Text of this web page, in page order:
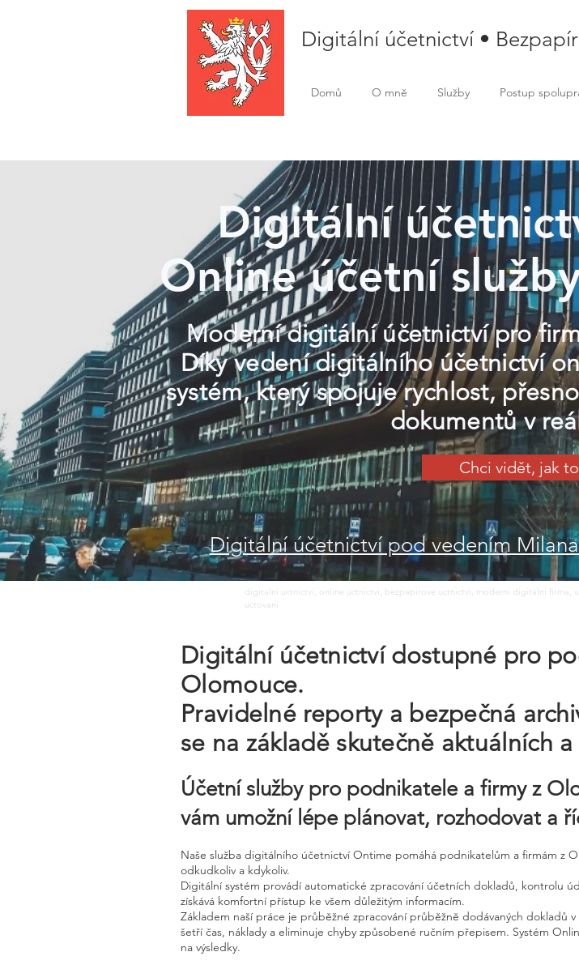
Digitální účetnictví •
Domů O mně Služby Postup
Digitální
Online účetní
Moderní digitální účetnictví pro
Díky vedení digitálního účetnictví
systém, který spojuje rychlost,
dokumentů v
Chci vidět, jak
Digitální účetnictví pod vedením
digitalni uctnictvi, online uctnictvi, bezpapirove uctnictvi, moderni digitalni firma,
uctovani
Digitální účetnictví dostupné pro
Olomouce.
Pravidelné reporty a bezpečná
se na základě skutečně aktuálních
Účetní služby pro podnikatele a firmy z
vám umožní lépe plánovat, rozhodovat a
Naše služba digitálního účetnictví Ontime pomáhá podnikatelům a firmám z
odkudkoliv a kdykoliv.
Digitální systém provádí automatické zpracování účetních dokladů, kontrolu
získává komfortní přístup ke všem důležitým informacím.
Základem naší práce je průběžné zpracování průběžně dodávaných dokladů
šetří čas, náklady a eliminuje chyby způsobené ručním přepisem. Systém
na výsledky.